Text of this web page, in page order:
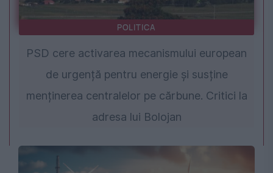
POLITICA
PSD cere activarea mecanismului european
de urgență pentru energie și susține
menținerea centralelor pe cărbune. Critici la
adresa lui Bolojan